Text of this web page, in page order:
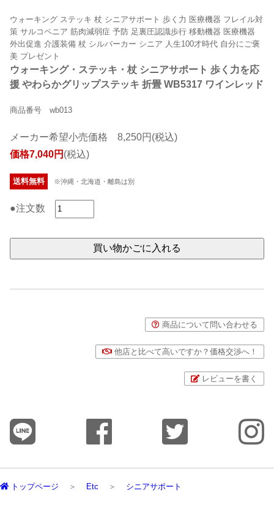
ウォーキング ステッキ 杖 シニアサポート 歩く力 医療機器 フレイル対
策 サルコペニア 筋肉減弱症 予防 足裏圧認識歩行 移動機器 医療機器
外出促進 介護装備 杖 シルバーカー シニア 人生100才時代 自分にご褒
美 プレゼント
ウォーキング・ステッキ・杖 シニアサポート 歩く力を応
援 やわらかグリップステッキ 折畳 WB5317 ワインレッド
商品番号 wb013
メーカー希望小売価格 8,250円(税込)
価格7,040円 (税込)
送料無料 ※沖縄・北海道・離島は別
●注文数
商品について問い合わせる
他店と比べて高いですか？価格交渉へ！
レビューを書く
トップページ Etc シニアサポート